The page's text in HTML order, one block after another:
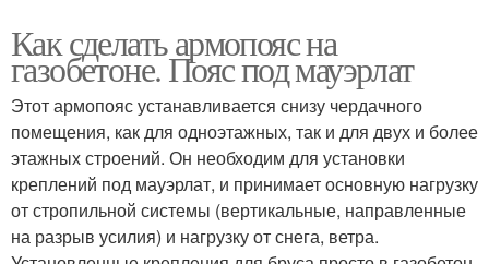
Как сделать армопояс на
газобетоне. Пояс под мауэрлат
Этот армопояс устанавливается снизу чердачного
помещения, как для одноэтажных, так и для двух и более
этажных строений. Он необходим для установки
креплений под мауэрлат, и принимает основную нагрузку
от стропильной системы (вертикальные, направленные
на разрыв усилия) и нагрузку от снега, ветра.